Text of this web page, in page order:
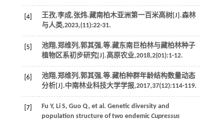
[4] 王孜,李成,张炜.藏南柏木亚洲第一百米高树[J].森林
与人类,2023,(11):22-31.
[5] 池翔,郑维列,郭其强,等.藏东南巨柏林与藏柏林种子
植物区系初步研究[J].高原农业,2018,2(01):1-12.
[6] 池翔,郑维列,郭其强,等.藏柏种群年龄结构数量动态
分析[J].中南林业科技大学学报,2017,37(12):114-119.
[7] Fu Y, Li S, Guo Q, et al. Genetic diversity and
population structure of two endemic Cupressus